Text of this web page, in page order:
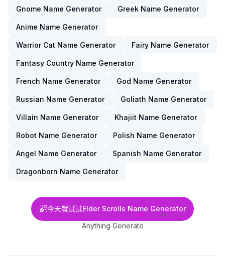
Gnome Name Generator Greek Name Generator
Anime Name Generator
Warrior Cat Name Generator Fairy Name Generator
Fantasy Country Name Generator
French Name Generator God Name Generator
Russian Name Generator Goliath Name Generator
Villain Name Generator Khajiit Name Generator
Robot Name Generator Polish Name Generator
Angel Name Generator Spanish Name Generator
Dragonborn Name Generator
今天就试试Elder Scrolls Name Generator
Anything Generate